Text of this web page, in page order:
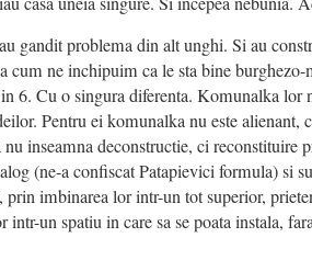
gandit problema din alt unghi. Si au
cum ne inchipuim ca le sta bine
6. Cu o singura diferenta. Komunalka lor
Pentru ei komunalka nu este alienant,
inseamna deconstructie, ci reconstituire
(ne-a confiscat Patapievici formula) si
imbinarea lor intr-un tot superior,
intr-un spatiu in care sa se poata instala,